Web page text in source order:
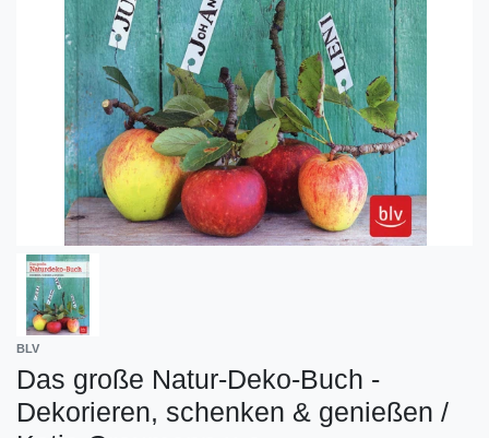
BLV
Das große Natur-Deko-Buch -
Dekorieren, schenken & genießen /